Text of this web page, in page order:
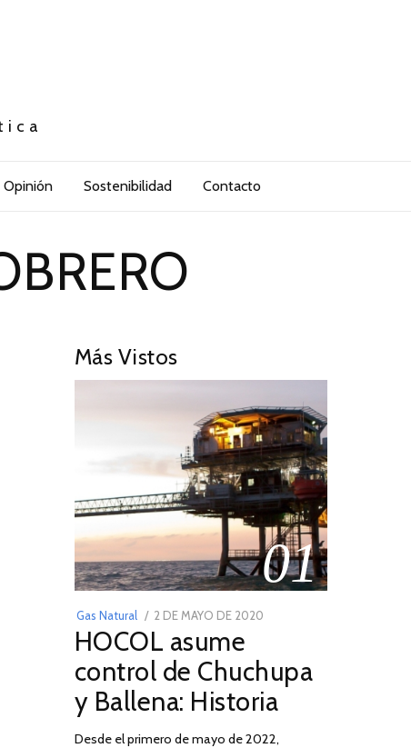
Opinión Sostenibilidad Contacto
Más Vistos
01
Gas Natural
POSTED
ON
2 DE MAYO DE 2020
DE
2026
HOCOL asume
control de Chuchupa
y Ballena: Historia
Desde el primero de mayo de 2022,